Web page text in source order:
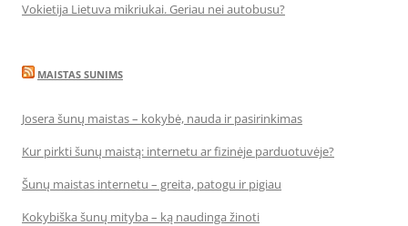
Vokietija Lietuva mikriukai. Geriau nei autobusu?
MAISTAS SUNIMS
Josera šunų maistas – kokybė, nauda ir pasirinkimas
Kur pirkti šunų maistą: internetu ar fizinėje parduotuvėje?
Šunų maistas internetu – greita, patogu ir pigiau
Kokybiška šunų mityba – ką naudinga žinoti